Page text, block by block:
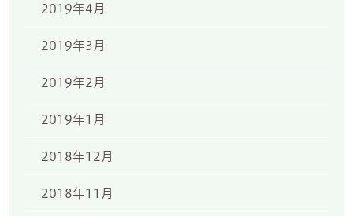
2019年4月
2019年3月
2019年2月
2019年1月
2018年12月
2018年11月